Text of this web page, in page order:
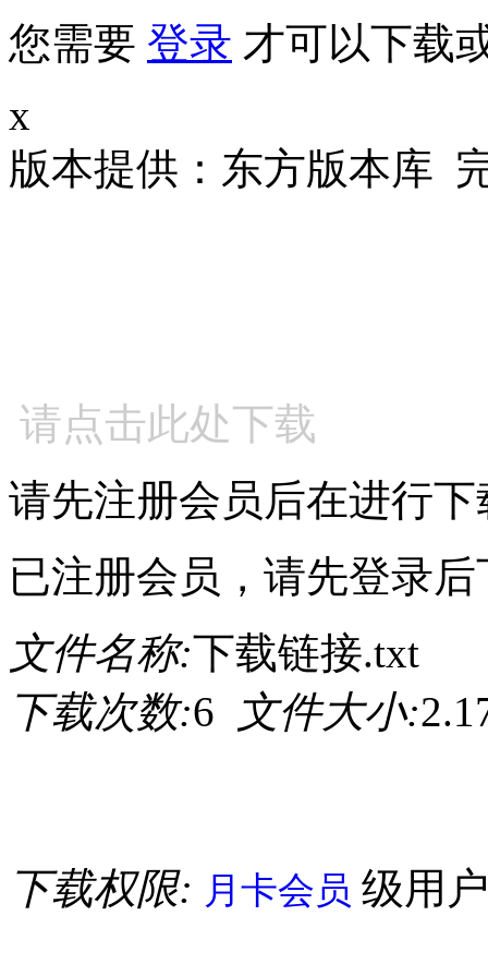
您需要 登录 才可以下载
x
版本提供：东方版本库
请点击此处下载
请先注册会员后在进行下
已注册会员，请先登录后
文件名称:下载链接.txt
下载次数:6 文件大小:
下载权限: 月卡会员 级用